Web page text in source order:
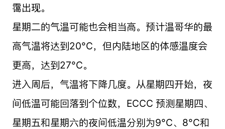
霭出现。
星期二的气温可能也会相当高。预计温哥华的最
高气温将达到20°C，但内陆地区的体感温度会
更高，达到27°C。
进入周后，气温将下降几度。从星期四开始，夜
间低温可能回落到个位数，ECCC 预测星期四、
星期五和星期六的夜间低温分别为9°C、8°C和